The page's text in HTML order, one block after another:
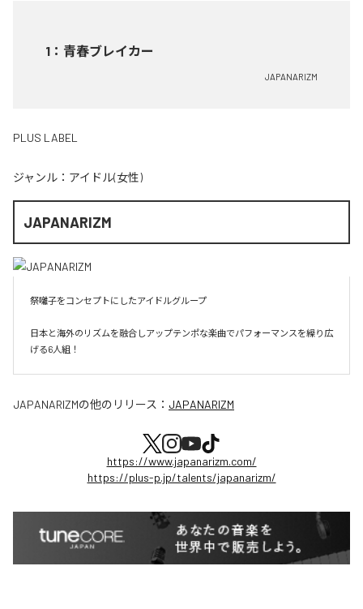
1 ： 青春ブレイカー
JAPANARIZM
PLUS LABEL
ジャンル： アイドル(女性)
JAPANARIZM
祭囃子をコンセプトにしたアイドルグループ
日本と海外のリズムを融合しアップテンポな楽曲でパフォーマンスを繰り広
げる6人組！
JAPANARIZMの他のリリース： JAPANARIZM
https://www.japanarizm.com/
https://plus-p.jp/talents/japanarizm/